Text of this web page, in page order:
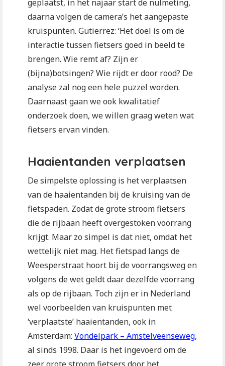
geplaatst, in het najaar start de nulmeting,
daarna volgen de camera’s het aangepaste
kruispunten. Gutierrez: ‘Het doel is om de
interactie tussen fietsers goed in beeld te
brengen. Wie remt af? Zijn er
(bijna)botsingen? Wie rijdt er door rood? De
analyse zal nog een hele puzzel worden.
Daarnaast gaan we ook kwalitatief
onderzoek doen, we willen graag weten wat
fietsers ervan vinden.
Haaientanden verplaatsen
De simpelste oplossing is het verplaatsen
van de haaientanden bij de kruising van de
fietspaden. Zodat de grote stroom fietsers
die de rijbaan heeft overgestoken voorrang
krijgt. Maar zo simpel is dat niet, omdat het
wettelijk niet mag. Het fietspad langs de
Weesperstraat hoort bij de voorrangsweg en
volgens de wet geldt daar dezelfde voorrang
als op de rijbaan. Toch zijn er in Nederland
wel voorbeelden van kruispunten met
‘verplaatste’ haaientanden, ook in
Amsterdam: Vondelpark – Amstelveenseweg,
al sinds 1998. Daar is het ingevoerd om de